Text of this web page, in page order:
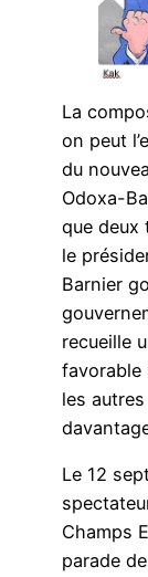
La
on peut
du
Odoxa-
que deux
le
Barnier
recueille
favorable
les
Le 12
Champs
parade